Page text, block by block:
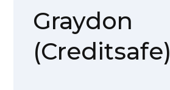
Graydon
(Creditsafe)